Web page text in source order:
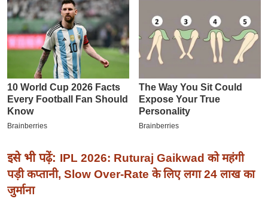
इ
म
ई
-
प
र
मि
ल
बे
मि
इसे भी पढ़ें: IPL 2026: Ruturaj Gaikwad को महंगी
पड़ी कप्तानी, Slow Over-Rate के लिए लगा 24 लाख का
जुर्माना